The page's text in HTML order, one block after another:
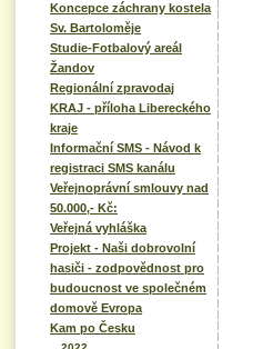
Koncepce záchrany kostela
Sv. Bartoloměje
Studie-Fotbalový areál
Žandov
Regionální zpravodaj
KRAJ - příloha Libereckého
kraje
Informační SMS - Návod k
registraci SMS kanálu
Veřejnoprávní smlouvy nad
50.000,- Kč:
Veřejná vyhláška
Projekt - Naši dobrovolní
hasiči - zodpovědnost pro
budoucnost ve společném
domově Evropa
Kam po Česku